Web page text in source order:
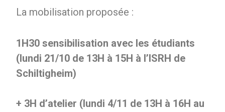
La mobilisation proposée :
1H30 sensibilisation avec les étudiants
(lundi 21/10 de 13H à 15H à l’ISRH de
Schiltigheim)
+ 3H d’atelier (lundi 4/11 de 13H à 16H au